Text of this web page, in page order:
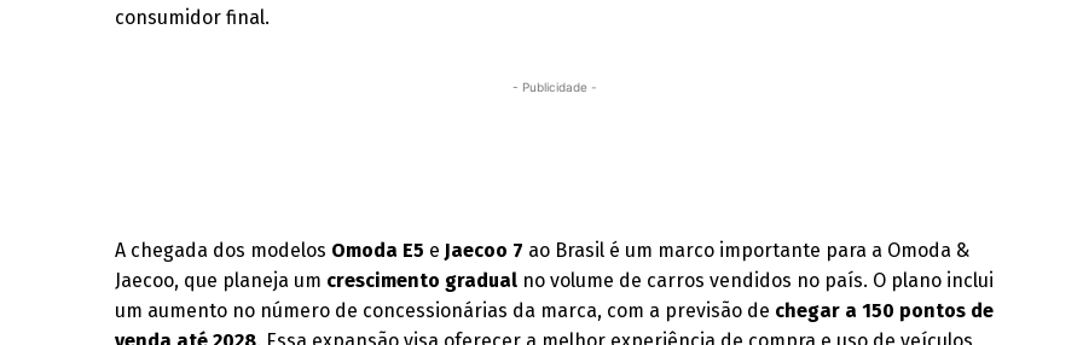
consumidor final.
- Publicidade -
A chegada dos modelos Omoda E5 e Jaecoo 7 ao Brasil é um marco importante para a Omoda &
Jaecoo, que planeja um crescimento gradual no volume de carros vendidos no país. O plano inclui
um aumento no número de concessionárias da marca, com a previsão de chegar a 150 pontos de